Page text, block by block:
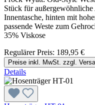
Stück für
Innentasche, hinten mit
passende Weste zum
35% Viskose
Regulärer Preis: 189,95 €
Preise inkl. MwSt. zzgl.
Details